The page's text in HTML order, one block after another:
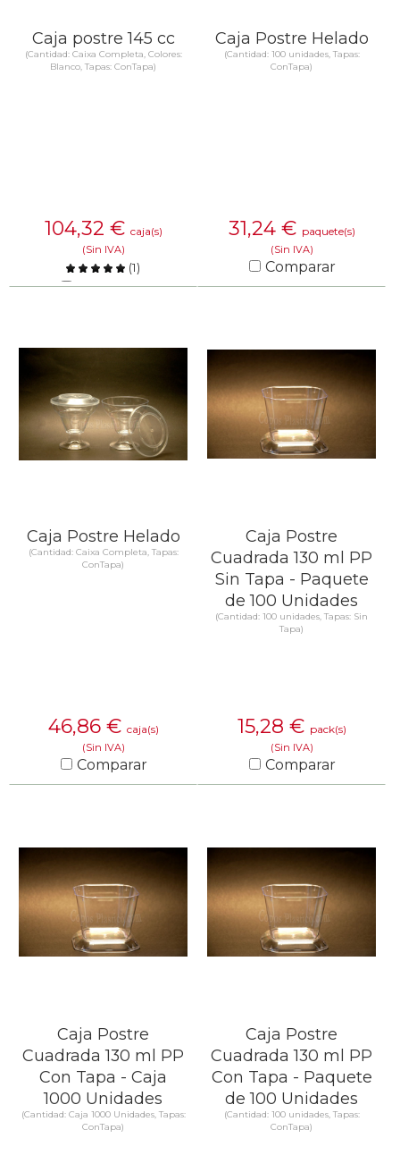
Caja postre 145 cc
(Cantidad: Caixa Completa, Colores:
Blanco, Tapas: ConTapa)
104,32 € caja(s)
(Sin IVA)
(1)
Comparar
Caja Postre Helado
(Cantidad: 100 unidades, Tapas:
ConTapa)
31,24 € paquete(s)
(Sin IVA)
Comparar
Caja Postre Helado
(Cantidad: Caixa Completa, Tapas:
ConTapa)
46,86 € caja(s)
(Sin IVA)
Comparar
Caja Postre
Cuadrada 130 ml PP
Sin Tapa - Paquete
de 100 Unidades
(Cantidad: 100 unidades, Tapas: Sin
Tapa)
15,28 € pack(s)
(Sin IVA)
Comparar
Caja Postre
Cuadrada 130 ml PP
Con Tapa - Caja
1000 Unidades
(Cantidad: Caja 1000 Unidades, Tapas:
ConTapa)
Caja Postre
Cuadrada 130 ml PP
Con Tapa - Paquete
de 100 Unidades
(Cantidad: 100 unidades, Tapas:
ConTapa)